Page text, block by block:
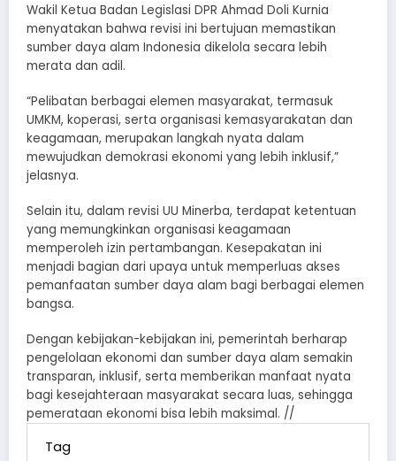
Wakil Ketua Badan Legislasi DPR Ahmad Doli Kurnia
menyatakan bahwa revisi ini bertujuan memastikan
sumber daya alam Indonesia dikelola secara lebih
merata dan adil.
“Pelibatan berbagai elemen masyarakat, termasuk
UMKM, koperasi, serta organisasi kemasyarakatan dan
keagamaan, merupakan langkah nyata dalam
mewujudkan demokrasi ekonomi yang lebih inklusif,”
jelasnya.
Selain itu, dalam revisi UU Minerba, terdapat ketentuan
yang memungkinkan organisasi keagamaan
memperoleh izin pertambangan. Kesepakatan ini
menjadi bagian dari upaya untuk memperluas akses
pemanfaatan sumber daya alam bagi berbagai elemen
bangsa.
Dengan kebijakan-kebijakan ini, pemerintah berharap
pengelolaan ekonomi dan sumber daya alam semakin
transparan, inklusif, serta memberikan manfaat nyata
bagi kesejahteraan masyarakat secara luas, sehingga
pemerataan ekonomi bisa lebih maksimal. //
Tag